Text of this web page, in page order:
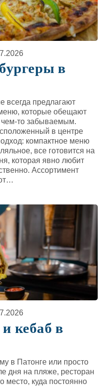
в
всегда предлагают
которые обещают
чем-то забываемым.
в центре
компактное меню
все готовится на
которая явно любит
Ассортимент
кебаб в
в Патонге или просто
дня на пляже, ресторан
место, куда постоянно